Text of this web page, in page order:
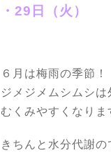
・29日（火）
６月は梅雨の季節！
ジメジメムシムシ
むくみやすくなり
きちんと水分代謝の